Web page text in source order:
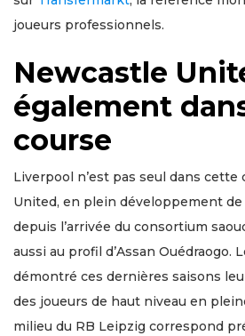
joueurs professionnels.
Newcastle
également
course
Liverpool n’est pas seul dans cette
United, en plein développement
depuis l’arrivée du consortium
aussi au profil d’Assan Ouédraogo.
démontré ces dernières saisons
des joueurs de haut niveau en
milieu du RB Leipzig correspond